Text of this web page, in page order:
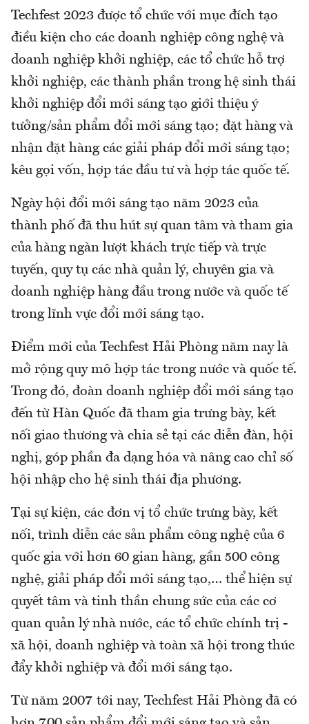
Techfest 2023 được tổ chức với mục đích tạo
điều kiện cho các doanh nghiệp công nghệ và
doanh nghiệp khởi nghiệp, các tổ chức hỗ trợ
khởi nghiệp, các thành phần trong hệ sinh thái
khởi nghiệp đổi mới sáng tạo giới thiệu ý
tưởng/sản phẩm đổi mới sáng tạo; đặt hàng và
nhận đặt hàng các giải pháp đổi mới sáng tạo;
kêu gọi vốn, hợp tác đầu tư và hợp tác quốc tế.
Ngày hội đổi mới sáng tạo năm 2023 của
thành phố đã thu hút sự quan tâm và tham gia
của hàng ngàn lượt khách trực tiếp và trực
tuyến, quy tụ các nhà quản lý, chuyên gia và
doanh nghiệp hàng đầu trong nước và quốc tế
trong lĩnh vực đổi mới sáng tạo.
Điểm mới của Techfest Hải Phòng năm nay là
mở rộng quy mô hợp tác trong nước và quốc tế.
Trong đó, đoàn doanh nghiệp đổi mới sáng tạo
đến từ Hàn Quốc đã tham gia trưng bày, kết
nối giao thương và chia sẻ tại các diễn đàn, hội
nghị, góp phần đa dạng hóa và nâng cao chỉ số
hội nhập cho hệ sinh thái địa phương.
Tại sự kiện, các đơn vị tổ chức trưng bày, kết
nối, trình diễn các sản phẩm công nghệ của 6
quốc gia với hơn 60 gian hàng, gần 500 công
nghệ, giải pháp đổi mới sáng tạo,… thể hiện sự
quyết tâm và tinh thần chung sức của các cơ
quan quản lý nhà nước, các tổ chức chính trị -
xã hội, doanh nghiệp và toàn xã hội trong thúc
đẩy khởi nghiệp và đổi mới sáng tạo.
Từ năm 2007 tới nay, Techfest Hải Phòng đã có